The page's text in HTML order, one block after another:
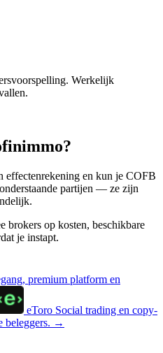
Werkelijk
effectenrekening en kun je COFB
partijen — ze zijn
op kosten, beschikbare
je instapt.
premium platform en
eToro Social trading en copy-
beleggers. →